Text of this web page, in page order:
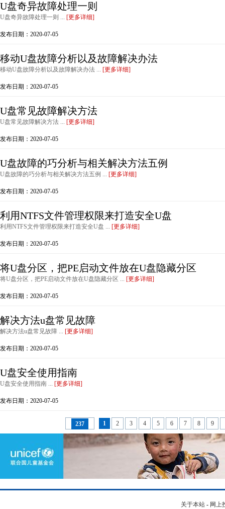
U盘奇异故障处理一则
U盘奇异故障处理一则 ... [更多详细]
发布日期：2020-07-05
移动U盘故障分析以及故障解决办法
移动U盘故障分析以及故障解决办法 ... [更多详细]
发布日期：2020-07-05
U盘常见故障解决方法
U盘常见故障解决方法 ... [更多详细]
发布日期：2020-07-05
U盘故障的巧分析与相关解决方法五例
U盘故障的巧分析与相关解决方法五例 ... [更多详细]
发布日期：2020-07-05
利用NTFS文件管理权限来打造安全U盘
利用NTFS文件管理权限来打造安全U盘 ... [更多详细]
发布日期：2020-07-05
将U盘分区，把PE启动文件放在U盘隐藏分区
将U盘分区，把PE启动文件放在U盘隐藏分区 ... [更多详细]
发布日期：2020-07-05
解决方法u盘常见故障
解决方法u盘常见故障 ... [更多详细]
发布日期：2020-07-05
U盘安全使用指南
U盘安全使用指南 ... [更多详细]
发布日期：2020-07-05
237 1 2 3 4 5 6 7 8 9
关于本站 - 网上